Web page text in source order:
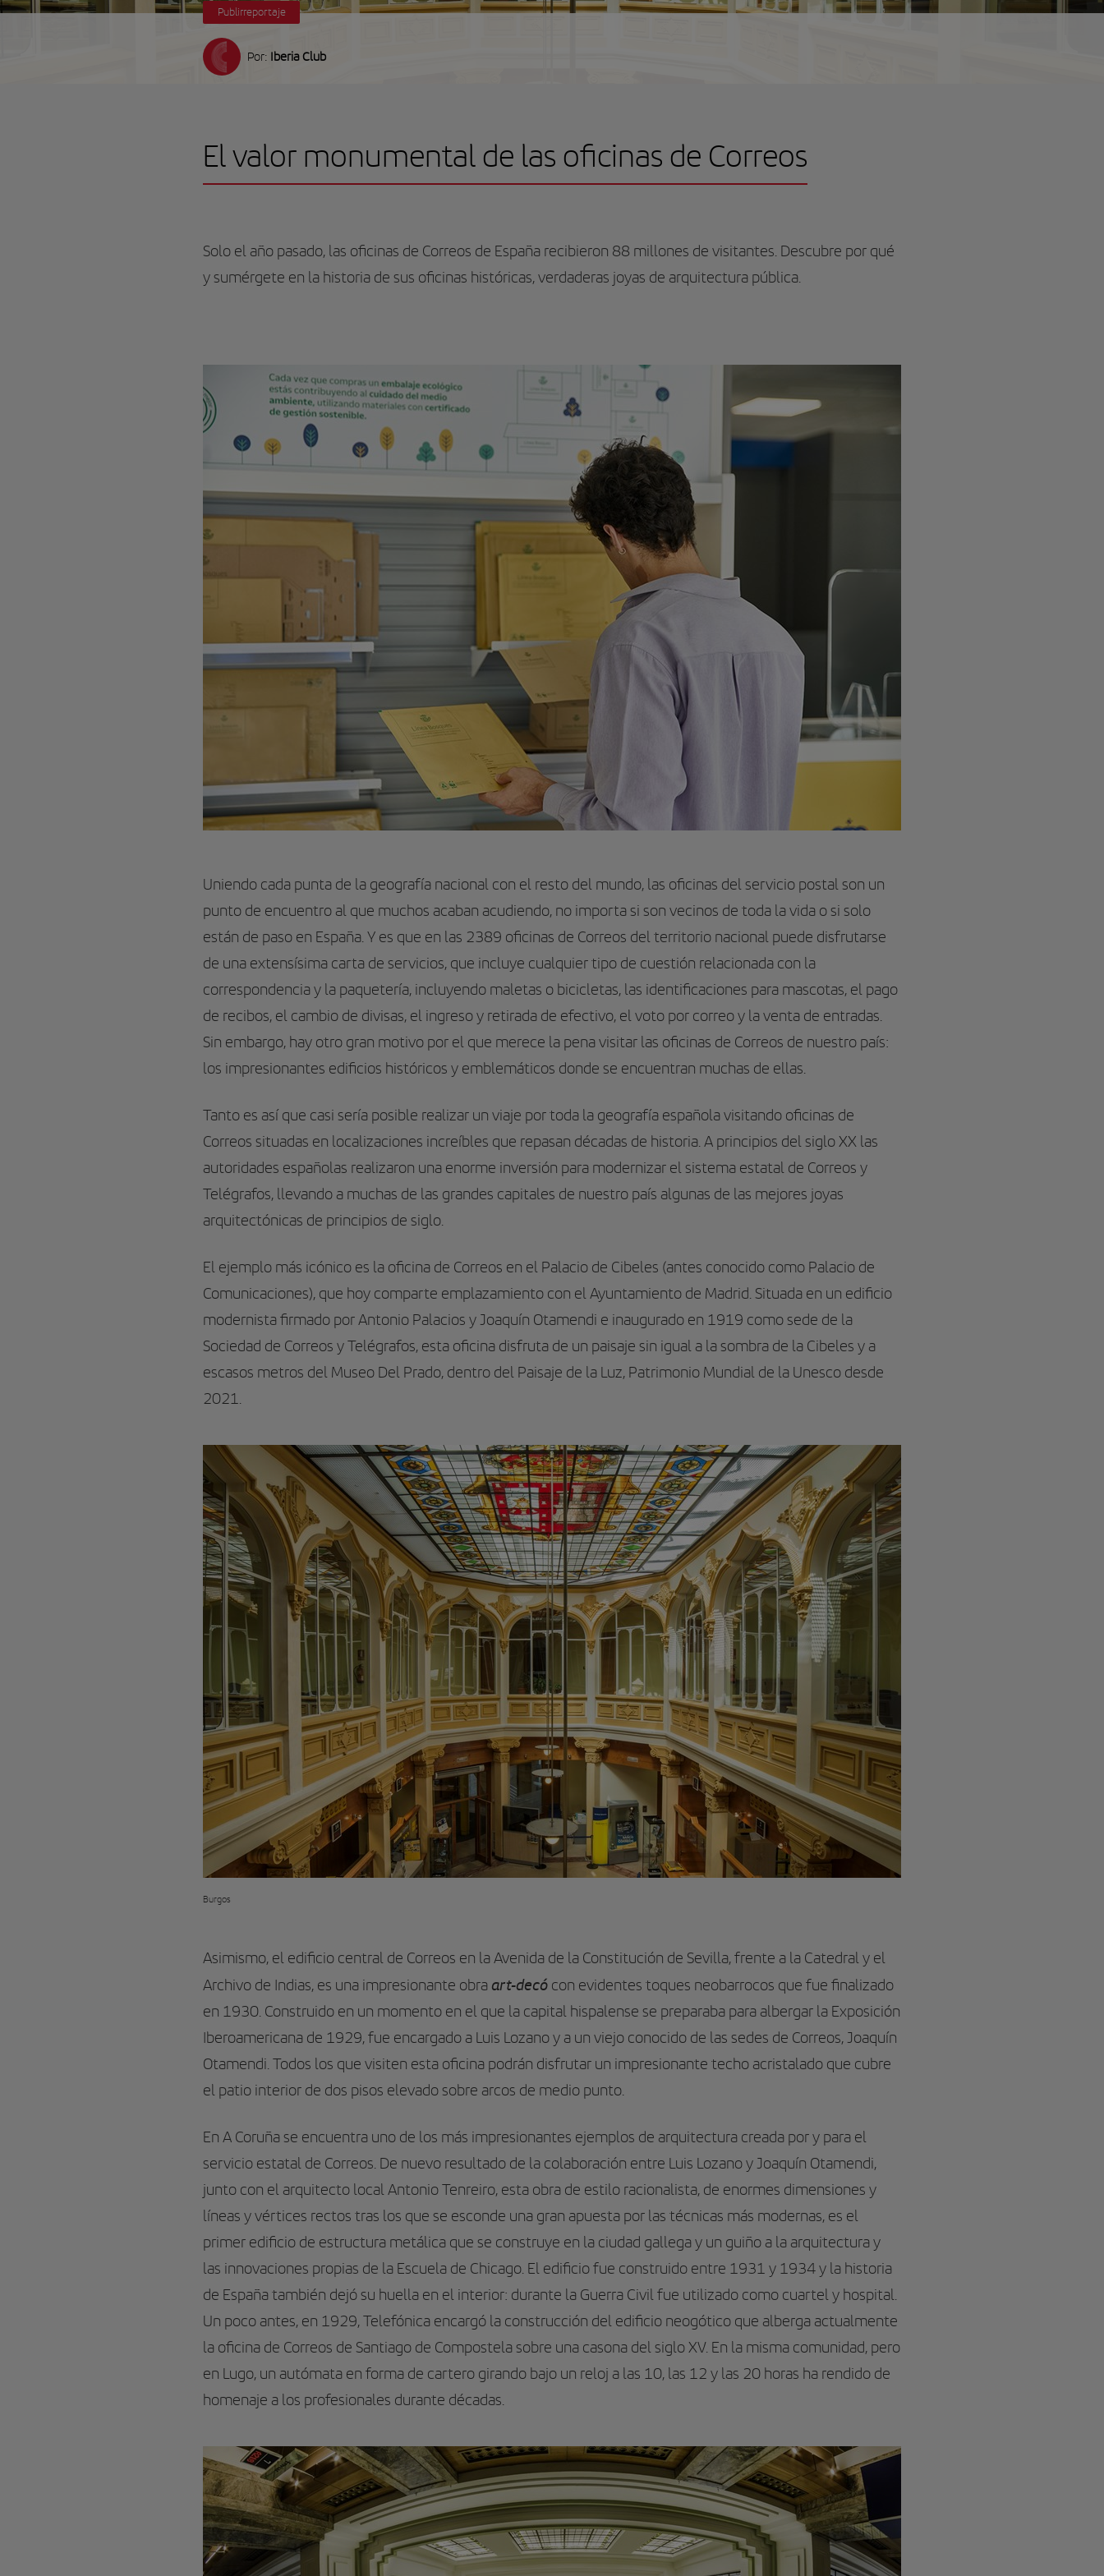
Publirreportaje
Por: Iberia Club
El valor monumental de las oficinas de Correos
Solo el año pasado, las oficinas de Correos de España recibieron 88 millones de visitantes. Descubre por qué
y sumérgete en la historia de sus oficinas históricas, verdaderas joyas de arquitectura pública.
Uniendo cada punta de la geografía nacional con el resto del mundo, las oficinas del servicio postal son un
punto de encuentro al que muchos acaban acudiendo, no importa si son vecinos de toda la vida o si solo
están de paso en España. Y es que en las 2389 oficinas de Correos del territorio nacional puede disfrutarse
de una extensísima carta de servicios, que incluye cualquier tipo de cuestión relacionada con la
correspondencia y la paquetería, incluyendo maletas o bicicletas, las identificaciones para mascotas, el pago
de recibos, el cambio de divisas, el ingreso y retirada de efectivo, el voto por correo y la venta de entradas.
Sin embargo, hay otro gran motivo por el que merece la pena visitar las oficinas de Correos de nuestro país:
los impresionantes edificios históricos y emblemáticos donde se encuentran muchas de ellas.
Tanto es así que casi sería posible realizar un viaje por toda la geografía española visitando oficinas de
Correos situadas en localizaciones increíbles que repasan décadas de historia. A principios del siglo XX las
autoridades españolas realizaron una enorme inversión para modernizar el sistema estatal de Correos y
Telégrafos, llevando a muchas de las grandes capitales de nuestro país algunas de las mejores joyas
arquitectónicas de principios de siglo.
El ejemplo más icónico es la oficina de Correos en el Palacio de Cibeles (antes conocido como Palacio de
Comunicaciones), que hoy comparte emplazamiento con el Ayuntamiento de Madrid. Situada en un edificio
modernista firmado por Antonio Palacios y Joaquín Otamendi e inaugurado en 1919 como sede de la
Sociedad de Correos y Telégrafos, esta oficina disfruta de un paisaje sin igual a la sombra de la Cibeles y a
escasos metros del Museo Del Prado, dentro del Paisaje de la Luz, Patrimonio Mundial de la Unesco desde
2021.
Burgos
Asimismo, el edificio central de Correos en la Avenida de la Constitución de Sevilla, frente a la Catedral y el
Archivo de Indias, es una impresionante obra art-decó con evidentes toques neobarrocos que fue finalizado
en 1930. Construido en un momento en el que la capital hispalense se preparaba para albergar la Exposición
Iberoamericana de 1929, fue encargado a Luis Lozano y a un viejo conocido de las sedes de Correos, Joaquín
Otamendi. Todos los que visiten esta oficina podrán disfrutar un impresionante techo acristalado que cubre
el patio interior de dos pisos elevado sobre arcos de medio punto.
En A Coruña se encuentra uno de los más impresionantes ejemplos de arquitectura creada por y para el
servicio estatal de Correos. De nuevo resultado de la colaboración entre Luis Lozano y Joaquín Otamendi,
junto con el arquitecto local Antonio Tenreiro, esta obra de estilo racionalista, de enormes dimensiones y
líneas y vértices rectos tras los que se esconde una gran apuesta por las técnicas más modernas, es el
primer edificio de estructura metálica que se construye en la ciudad gallega y un guiño a la arquitectura y
las innovaciones propias de la Escuela de Chicago. El edificio fue construido entre 1931 y 1934 y la historia
de España también dejó su huella en el interior: durante la Guerra Civil fue utilizado como cuartel y hospital.
Un poco antes, en 1929, Telefónica encargó la construcción del edificio neogótico que alberga actualmente
la oficina de Correos de Santiago de Compostela sobre una casona del siglo XV. En la misma comunidad, pero
en Lugo, un autómata en forma de cartero girando bajo un reloj a las 10, las 12 y las 20 horas ha rendido de
homenaje a los profesionales durante décadas.